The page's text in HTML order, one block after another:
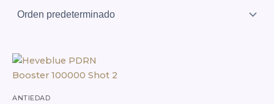
ANTIEDAD